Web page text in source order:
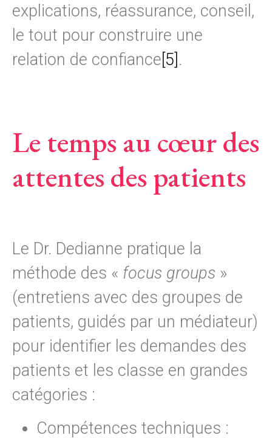
explications, réassurance, conseil,
le tout pour construire une
relation de confiance[5].
Le temps au cœur des
attentes des patients
Le Dr. Dedianne pratique la
méthode des « focus groups »
(entretiens avec des groupes de
patients, guidés par un médiateur)
pour identifier les demandes des
patients et les classe en grandes
catégories :
Compétences techniques :